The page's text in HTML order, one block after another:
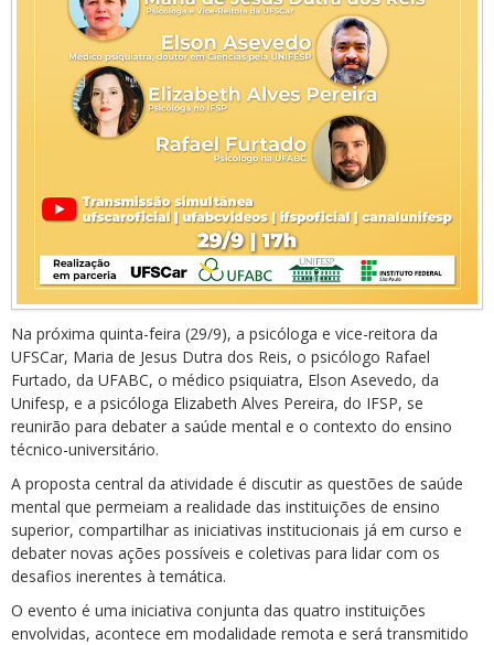
Na próxima quinta-feira (29/9), a psicóloga e vice-reitora da
UFSCar, Maria de Jesus Dutra dos Reis, o psicólogo Rafael
Furtado, da UFABC, o médico psiquiatra, Elson Asevedo, da
Unifesp, e a psicóloga Elizabeth Alves Pereira, do IFSP, se
reunirão para debater a saúde mental e o contexto do ensino
técnico-universitário.
A proposta central da atividade é discutir as questões de saúde
mental que permeiam a realidade das instituições de ensino
superior, compartilhar as iniciativas institucionais já em curso e
debater novas ações possíveis e coletivas para lidar com os
desafios inerentes à temática.
O evento é uma iniciativa conjunta das quatro instituições
envolvidas, acontece em modalidade remota e será transmitido